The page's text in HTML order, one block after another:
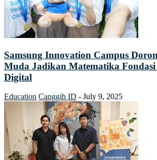
Samsung Innovation Campus
Muda Jadikan Matematika Fondasi
Digital
Education Canggih ID - July 9, 2025